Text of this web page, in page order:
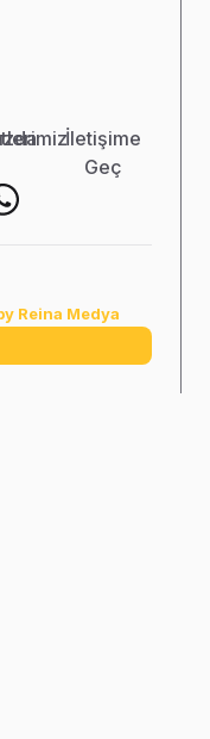
İletişime
Geç
Reina Medya